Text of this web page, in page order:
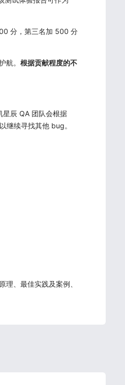
分，第三名加 500 分
航。 根据贡献程度的不
辰 QA 团队会根据
继续寻找其他 bug。
、最佳实践及案例、